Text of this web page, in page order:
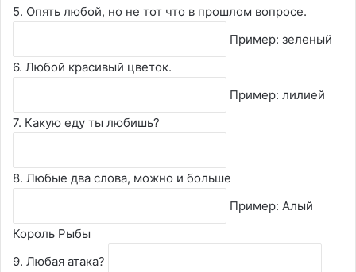
5. Опять любой, но не тот что в прошлом вопросе.
Пример: зеленый
6. Любой красивый цветок.
Пример: лилией
7. Какую еду ты любишь?
8. Любые два слова, можно и больше
Пример: Алый
Король Рыбы
9. Любая атака?